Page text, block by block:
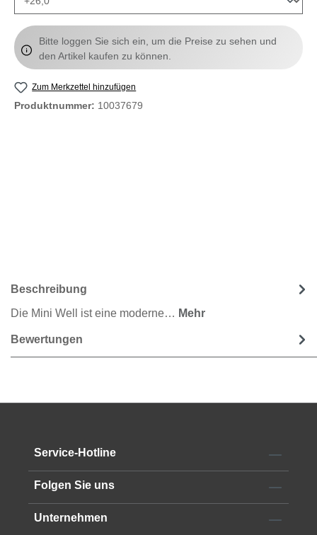
Bitte loggen Sie sich ein, um die Preise zu sehen und
den Artikel kaufen zu können.
Zum Merkzettel hinzufügen
Produktnummer: 10037679
Beschreibung
Die Mini Well ist eine moderne… Mehr
Bewertungen
Service-Hotline
Folgen Sie uns
Unternehmen